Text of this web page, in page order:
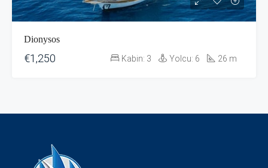
Dionysos
€1,250 Kabin: 3 Yolcu: 6 26 m